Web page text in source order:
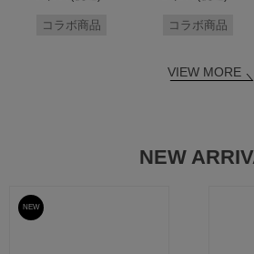
コラボ商品 コラボ商品
VIEW MORE
NEW
予約
NEW